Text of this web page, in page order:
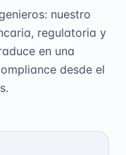
nuestro
regulatoria y
en una
desde el